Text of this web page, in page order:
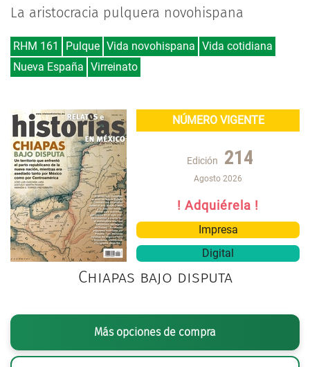
La aristocracia pulquera novohispana
RHM 161 Pulque Vida novohispana Vida cotidiana
Nueva España Virreinato
NÚMERO VIGENTE
Edición 214
Agosto 2026
! Adquiérela !
Impresa
Digital
Chiapas bajo disputa
Más opciones de compra